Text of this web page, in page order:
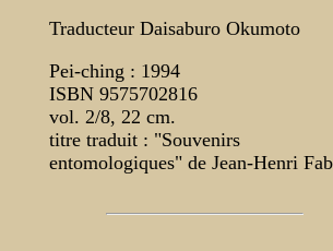
Traducteur Daisaburo Okumoto
Pei-ching : 1994
ISBN 9575702816
vol. 2/8, 22 cm.
titre traduit : "Souvenirs
entomologiques" de Jean-Henri